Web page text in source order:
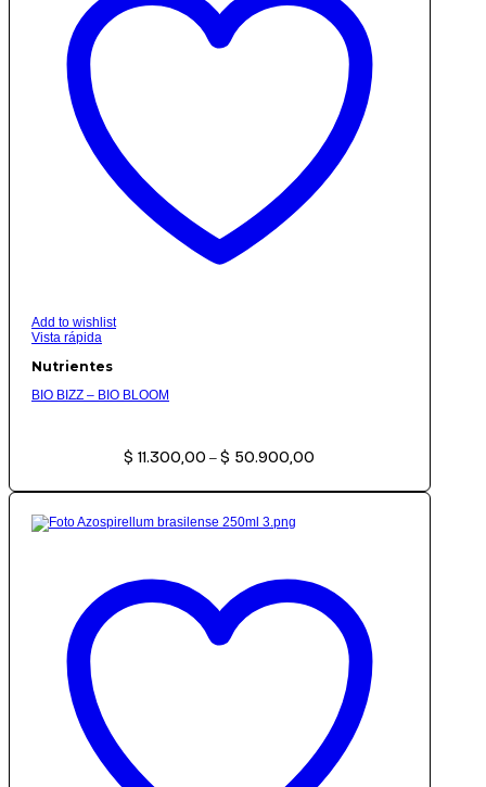
Add to wishlist
Vista rápida
Nutrientes
BIO BIZZ – BIO BLOOM
$ 11.300,00 – $ 50.900,00